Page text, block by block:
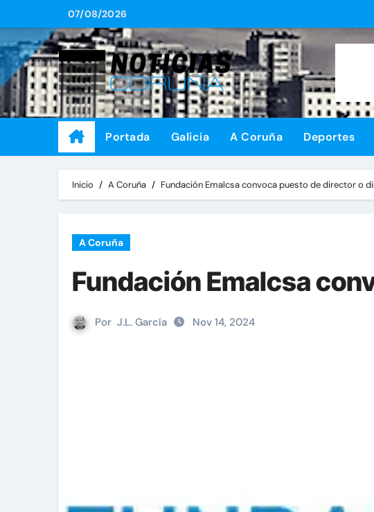
al
contenido
07/08/2026
Portada Galicia A Coruña Deportes
Inicio A Coruña Fundación Emalcsa convoca puesto de director o
A Coruña
Fundación Emalcsa
Por J.L. García Nov 14, 2024